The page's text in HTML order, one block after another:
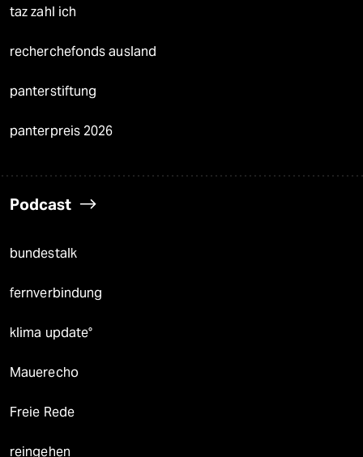
taz zahl ich
recherchefonds ausland
panterstiftung
panterpreis 2026
Podcast
bundestalk
fernverbindung
klima update°
Mauerecho
Freie Rede
reingehen